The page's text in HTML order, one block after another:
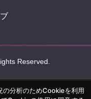
Reserved.
の分析のためCookieを利用